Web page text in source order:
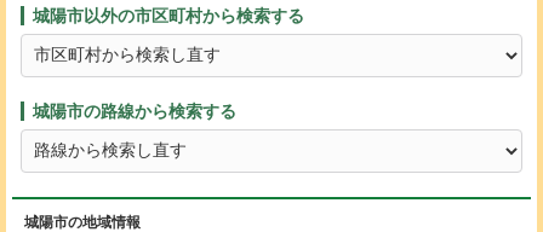
城陽市以外の市区町村から検索する
城陽市の路線から検索する
城陽市の地域情報